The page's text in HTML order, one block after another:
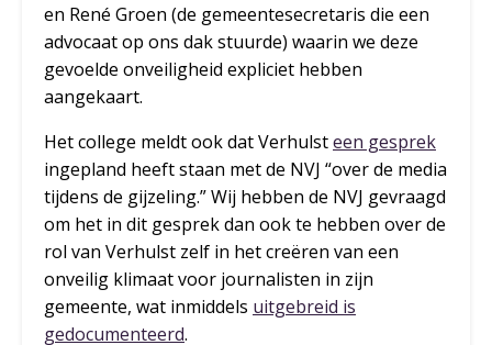
en René Groen (de gemeentesecretaris die een
advocaat op ons dak stuurde) waarin we deze
gevoelde onveiligheid expliciet hebben
aangekaart.
Het college meldt ook dat Verhulsteen gesprek
ingepland heeft staan met de NVJ “over de media
tijdens de gijzeling.” Wij hebben de NVJ gevraagd
om het in dit gesprek dan ook te hebben over de
rol van Verhulst zelf in het creëren van een
onveilig klimaat voor journalisten in zijn
gemeente, wat inmiddels uitgebreid is
gedocumenteerd.